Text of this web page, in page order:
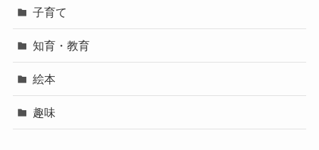
子育て
知育・教育
絵本
趣味